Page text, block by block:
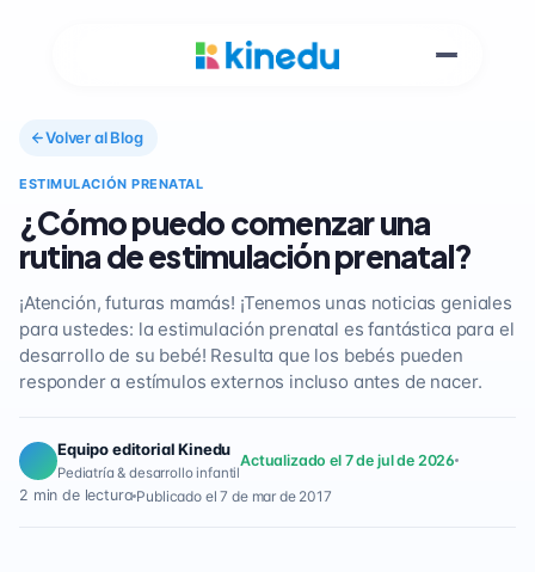
Volver al Blog
ESTIMULACIÓN PRENATAL
¿Cómo puedo comenzar una
rutina de estimulación prenatal?
¡Atención, futuras mamás! ¡Tenemos unas noticias geniales
para ustedes: la estimulación prenatal es fantástica para el
desarrollo de su bebé! Resulta que los bebés pueden
responder a estímulos externos incluso antes de nacer.
Equipo editorial Kinedu
Pediatría & desarrollo infantil
Actualizado el 7 de jul de 2026
2 min de lectura Publicado el 7 de mar de 2017